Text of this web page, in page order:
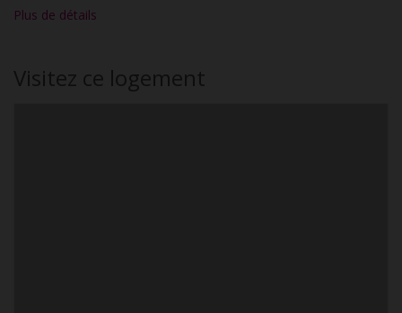
Plus de détails
Visitez ce logement